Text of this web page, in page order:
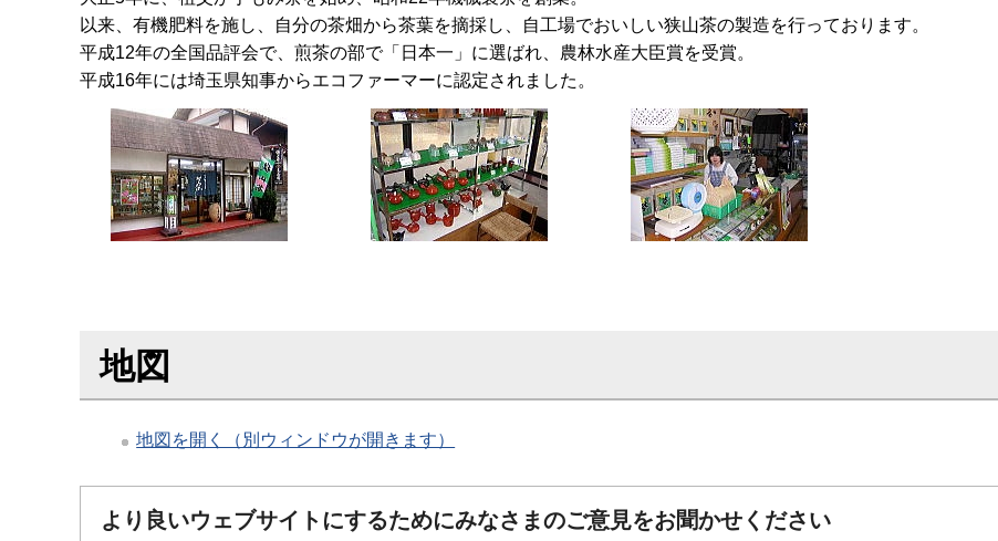
以来、有機肥料を施し、自分の茶畑から茶葉を摘採し、自工場でおいしい狭山茶の製造を行っております。
平成12年の全国品評会で、煎茶の部で「日本一」に選ばれ、農林水産大臣賞を受賞。
平成16年には埼玉県知事からエコファーマーに認定されました。
地図
地図を開く（別ウィンドウが開きます）
より良いウェブサイトにするためにみなさまのご意見をお聞かせください